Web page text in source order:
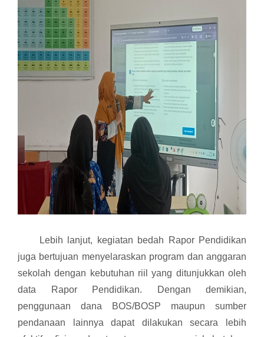
Lebih lanjut, kegiatan bedah Rapor Pendidikan
juga bertujuan menyelaraskan program dan anggaran
sekolah dengan kebutuhan riil yang ditunjukkan oleh
data Rapor Pendidikan. Dengan demikian,
penggunaan dana BOS/BOSP maupun sumber
pendanaan lainnya dapat dilakukan secara lebih